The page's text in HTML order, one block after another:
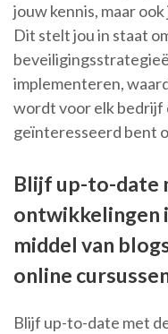
jouw kennis, maar
Dit stelt jou in staat
implementeren,
wordt voor elk bedrijf
geïnteresseerd bent
Blijf up-to-date
ontwikkelingen
middel van
online
Blijf up-to-date met